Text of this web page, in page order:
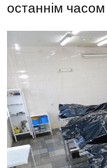
останнім